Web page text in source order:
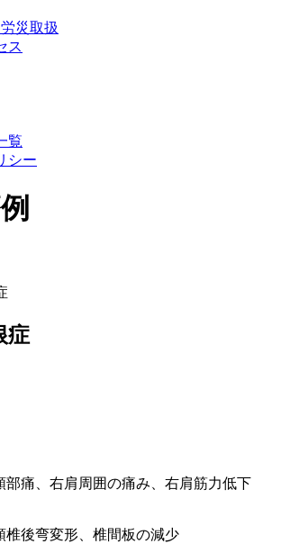
災取扱
ス
覧
シー
症
部痛、右肩周囲の痛み、右肩筋力低下
椎後弯変形、椎間板の減少